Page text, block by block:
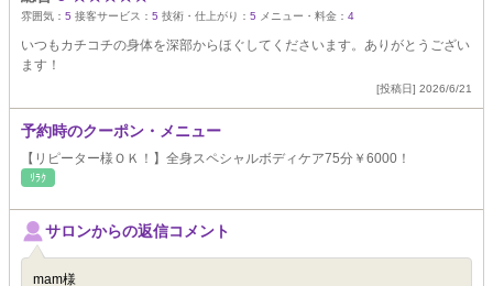
雰囲気： 5 接客サービス： 5 技術・仕上がり： 5 メニュー・料金： 4
いつもカチコチの身体を深部からほぐしてくださいます。ありがとうござい
ます！
[投稿日] 2026/6/21
予約時のクーポン・メニュー
【リピーター様ＯＫ！】全身スペシャルボディケア75分￥6000！
ﾘﾗｸ
サロンからの返信コメント
mam様